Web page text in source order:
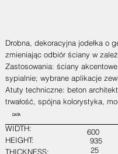
Drobna, dekoracyjna jodełka o
zmieniając odbiór ściany w
Zastosowania: ściany
sypialnie; wybrane aplikacje
Atuty techniczne: beton
trwałość, spójna kolorystyka,
DATA
WIDTH:
HEIGHT:
THICKNESS:
935
600
25